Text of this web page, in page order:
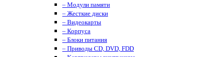
– Модули памяти
– Жесткие диски
– Видеокарты
– Корпуса
– Блоки питания
– Приводы CD, DVD, FDD